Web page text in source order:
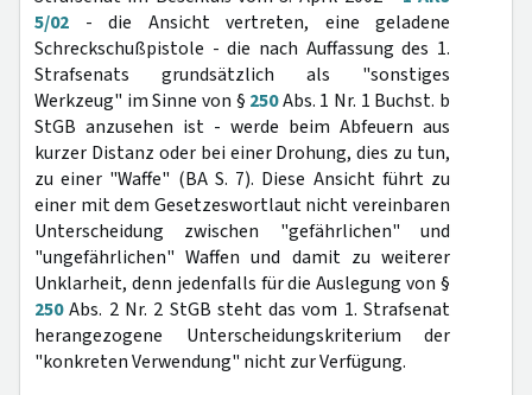
5/02 - die Ansicht vertreten, eine geladene
Schreckschußpistole - die nach Auffassung des 1.
Strafsenats grundsätzlich als "sonstiges
Werkzeug" im Sinne von § 250Abs. 1 Nr. 1 Buchst. b
StGB anzusehen ist - werde beim Abfeuern aus
kurzer Distanz oder bei einer Drohung, dies zu tun,
zu einer "Waffe" (BA S. 7). Diese Ansicht führt zu
einer mit dem Gesetzeswortlaut nicht vereinbaren
Unterscheidung zwischen "gefährlichen" und
"ungefährlichen" Waffen und damit zu weiterer
Unklarheit, denn jedenfalls für die Auslegung von §
250Abs. 2 Nr. 2 StGB steht das vom 1. Strafsenat
herangezogene Unterscheidungskriterium der
"konkreten Verwendung" nicht zur Verfügung.